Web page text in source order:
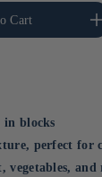
Cart
Increase the
in blocks
perfect for
vegetables, and